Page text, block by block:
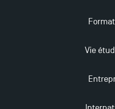
Nouvelles formations à
Management pour 2025 :
Vie